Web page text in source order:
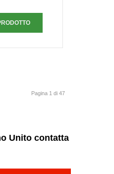
Pagina 1 di 47
Unito contatta